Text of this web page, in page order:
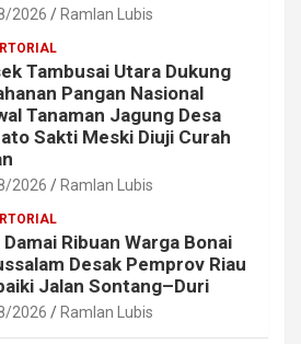
2026 Ramlan Lubis
Tambusai Utara Dukung
Pangan Nasional
Tanaman Jagung Desa
Sakti Meski Diuji Curah
2026 Ramlan Lubis
Ribuan Warga Bonai
Desak Pemprov Riau
Jalan Sontang–Duri
2026 Ramlan Lubis